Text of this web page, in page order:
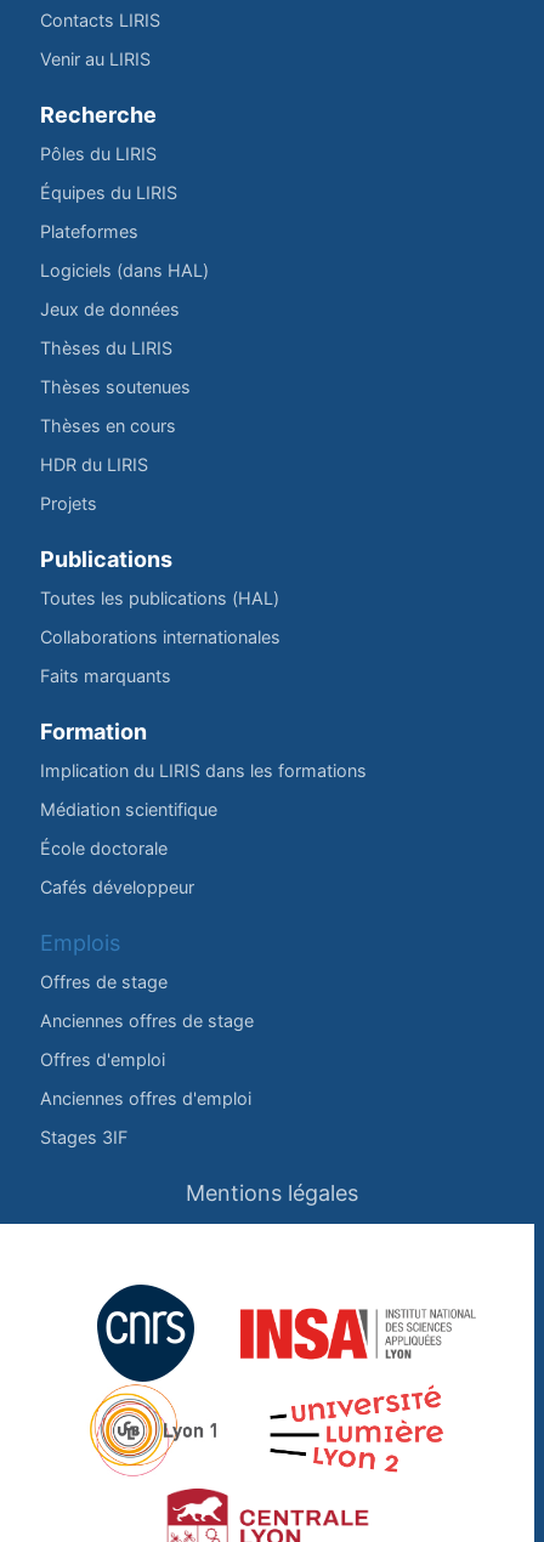
Contacts LIRIS
Venir au LIRIS
Recherche
Pôles du LIRIS
Équipes du LIRIS
Plateformes
Logiciels (dans HAL)
Jeux de données
Thèses du LIRIS
Thèses soutenues
Thèses en cours
HDR du LIRIS
Projets
Publications
Toutes les publications (HAL)
Collaborations internationales
Faits marquants
Formation
Implication du LIRIS dans les formations
Médiation scientifique
École doctorale
Cafés développeur
Emplois
Offres de stage
Anciennes offres de stage
Offres d'emploi
Anciennes offres d'emploi
Stages 3IF
Mentions légales